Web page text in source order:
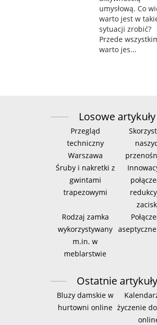
umysłową. Co
warto jest w
sytuacji zrobić?
Przede
warto jes...
Losowe artykuły
Przegląd
techniczny
Warszawa
Śruby i nakretki z
gwintami
trapezowymi
Rodzaj zamka
wykorzystywany
m.in. w
meblarstwie
Ostatnie artykuły
Bluzy damskie w
hurtowni online życzenie